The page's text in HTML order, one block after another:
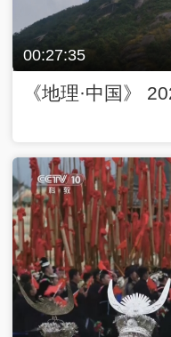
00:27:35
《地理·中国》